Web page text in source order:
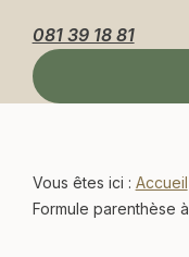
081 39 18 81
Vous êtes ici : Accueil
Formule parenthèse